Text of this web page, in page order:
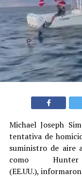
Michael Joseph
tentativa de
suministro de aire
como
(EE.UU.),